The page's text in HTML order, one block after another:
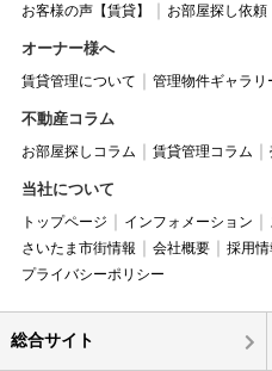
お客様の声【賃貸】
お部屋探し依頼
オーナー様へ
賃貸管理について 管理物件ギャラリ
不動産コラム
お部屋探しコラム 賃貸管理コラム
当社について
トップページ インフォメーション
さいたま市街情報
会社概要 採用情
プライバシーポリシー
総合サイト